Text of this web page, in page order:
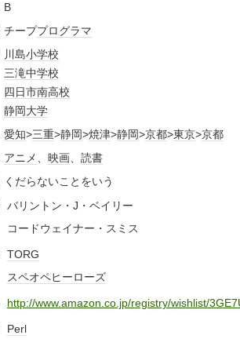
B
チーププログラマ
川島小学校
三滝中学校
四日市南高校
静岡大学
愛知>三重>静岡>焼津>静岡>京都>東京>京都
アニメ、 映画、 読書
くだらないことをいう
バリントン・J・ベイリー
コードウェイナー・スミス
TORG
スペオペヒーローズ
http://www.amazon.co.jp/registry/wishlist/
Perl